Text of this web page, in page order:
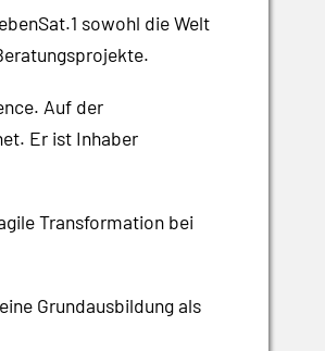
sowohl die Welt
Auf der
Er ist Inhaber
Transformation bei
Grundausbildung als